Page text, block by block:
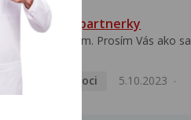
HPV typ 52 u partnerky
Dobrý deň prajem. Prosím Vás ako sa
Pohlavní nemoci
5.10.2023